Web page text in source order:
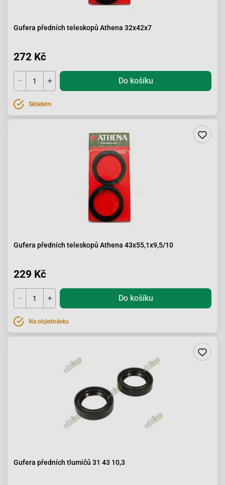
Gufera předních teleskopů Athena 32x42x7
272 Kč
Do košíku
Skladem
Gufera předních teleskopů Athena 43x55,1x9,5/10
229 Kč
Do košíku
Na objednávku
Gufera předních tlumičů 31 43 10,3